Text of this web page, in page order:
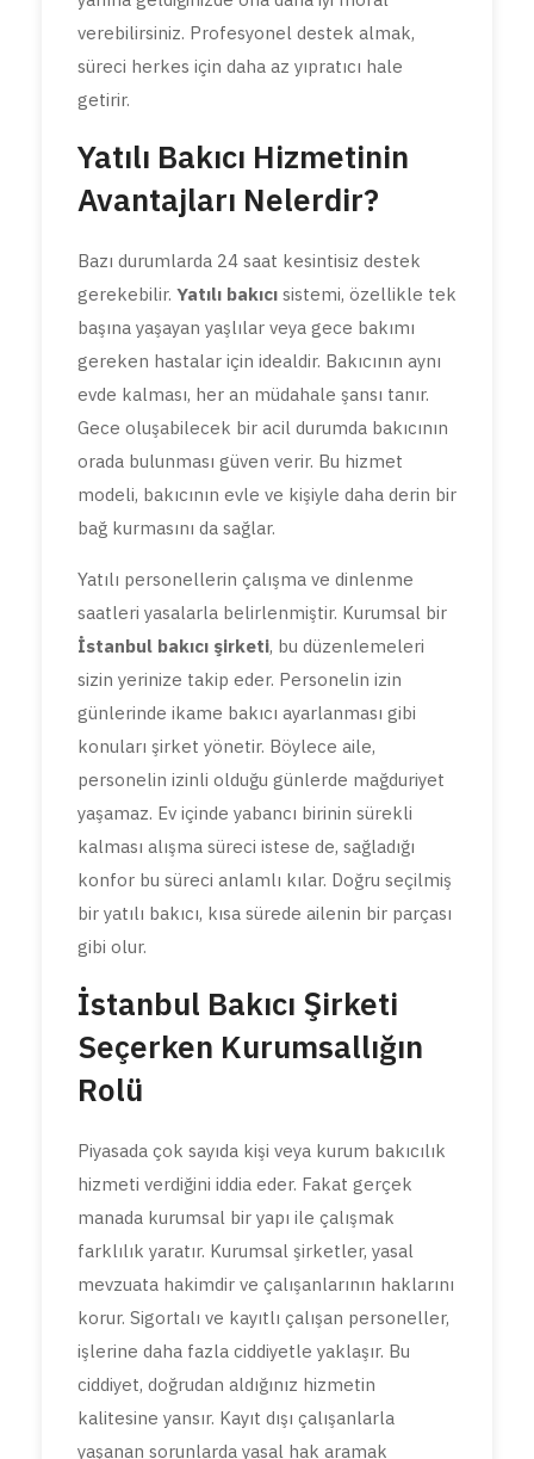
verebilirsiniz. Profesyonel destek almak,
süreci herkes için daha az yıpratıcı hale
getirir.
Yatılı Bakıcı Hizmetinin
Avantajları Nelerdir?
Bazı durumlarda 24 saat kesintisiz destek
gerekebilir. Yatılı bakıcı sistemi, özellikle tek
başına yaşayan yaşlılar veya gece bakımı
gereken hastalar için idealdir. Bakıcının aynı
evde kalması, her an müdahale şansı tanır.
Gece oluşabilecek bir acil durumda bakıcının
orada bulunması güven verir. Bu hizmet
modeli, bakıcının evle ve kişiyle daha derin bir
bağ kurmasını da sağlar.
Yatılı personellerin çalışma ve dinlenme
saatleri yasalarla belirlenmiştir. Kurumsal bir
İstanbul bakıcı şirketi, bu düzenlemeleri
sizin yerinize takip eder. Personelin izin
günlerinde ikame bakıcı ayarlanması gibi
konuları şirket yönetir. Böylece aile,
personelin izinli olduğu günlerde mağduriyet
yaşamaz. Ev içinde yabancı birinin sürekli
kalması alışma süreci istese de, sağladığı
konfor bu süreci anlamlı kılar. Doğru seçilmiş
bir yatılı bakıcı, kısa sürede ailenin bir parçası
gibi olur.
İstanbul Bakıcı Şirketi
Seçerken Kurumsallığın
Rolü
Piyasada çok sayıda kişi veya kurum bakıcılık
hizmeti verdiğini iddia eder. Fakat gerçek
manada kurumsal bir yapı ile çalışmak
farklılık yaratır. Kurumsal şirketler, yasal
mevzuata hakimdir ve çalışanlarının haklarını
korur. Sigortalı ve kayıtlı çalışan personeller,
işlerine daha fazla ciddiyetle yaklaşır. Bu
ciddiyet, doğrudan aldığınız hizmetin
kalitesine yansır. Kayıt dışı çalışanlarla
yaşanan sorunlarda yasal hak aramak